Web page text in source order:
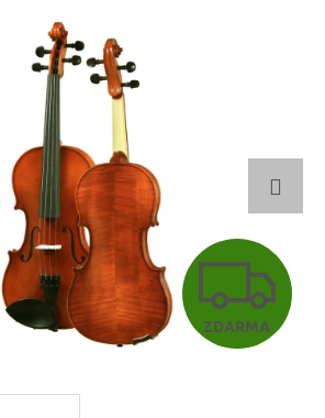
Z
D
ZDARMA